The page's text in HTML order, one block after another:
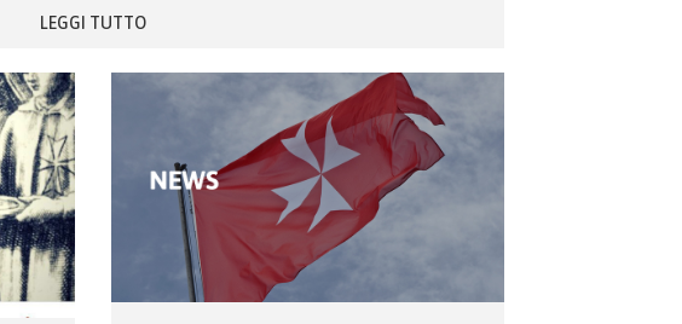
LEGGI TUTTO